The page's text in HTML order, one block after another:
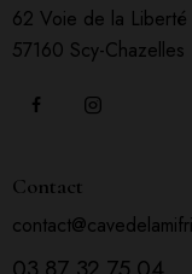
62 Voie de la Liberté
57160 Scy-Chazelles
Contact